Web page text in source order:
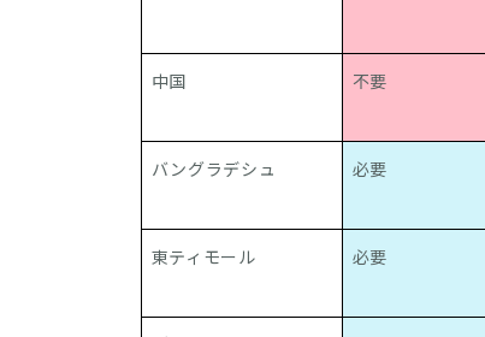
中国 不要
バングラデシュ 必要
東ティモール 必要